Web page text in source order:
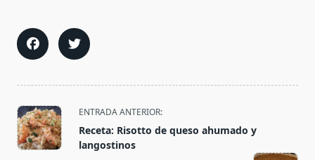
<span
class="nav-
subtitle
ENTRADA ANTERIOR:
Receta: Risotto de queso ahumado y
langostinos